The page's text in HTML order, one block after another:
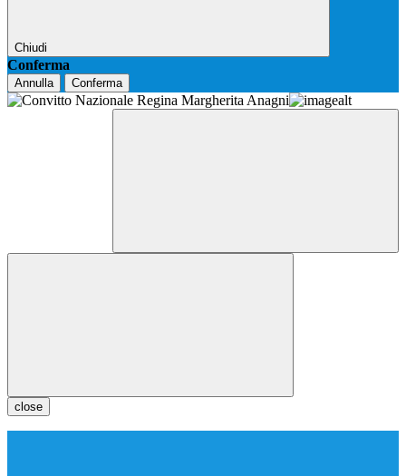
Chiudi
Conferma
Annulla Conferma
close